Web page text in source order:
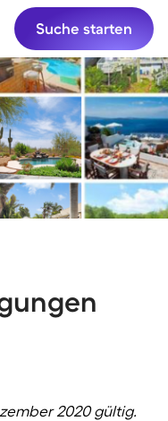
Suche starten
2020 gültig.